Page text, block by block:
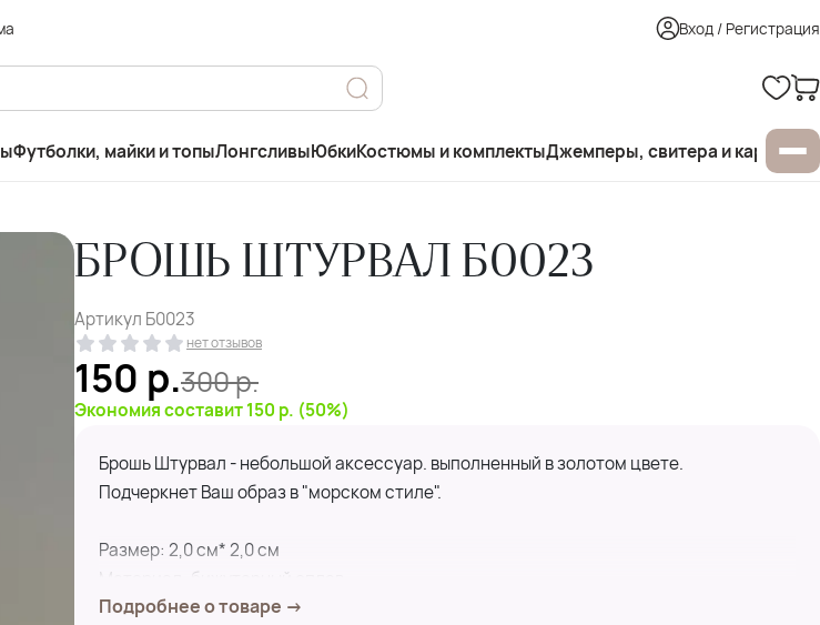
Вход / Регистрация
Футболки, майки и топыЛонгсливыЮбкиКостюмы и комплектыДжемперы, свитера и
БРОШЬ ШТУРВАЛ Б0023
Артикул Б0023
нет отзывов
150 р.300р.
Экономия составит 150 р. (50%)
Брошь Штурвал - небольшой аксессуар. выполненный в золотом цвете.
Подчеркнет Ваш образ в "морском стиле".
Размер: 2,0 см* 2,0 см
Материал: бижутерный сплав
Крепление: зажим (пин)
Подробнее о товаре →